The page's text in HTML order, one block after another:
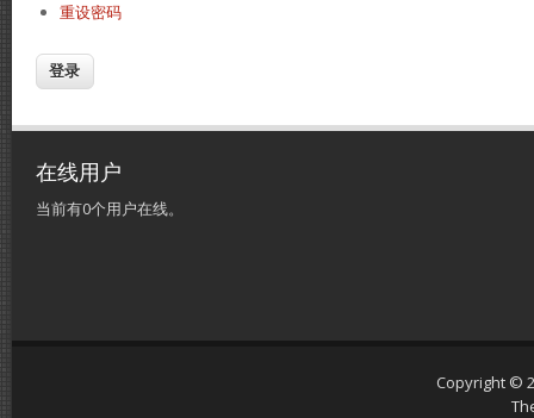
重设密码
在线用户
当前有0个用户在线。
Copyright ©